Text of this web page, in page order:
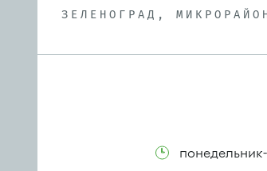
ЗЕЛЕНОГРАД,